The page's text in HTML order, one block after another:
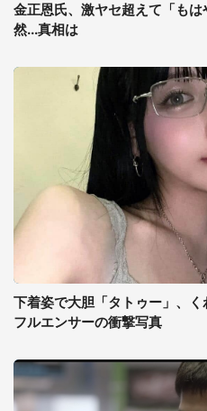
金正恩氏、激ヤセ超えて「も
然...真相は
下着姿で大胆「タトゥー」、
フルエンサーの衝撃写真